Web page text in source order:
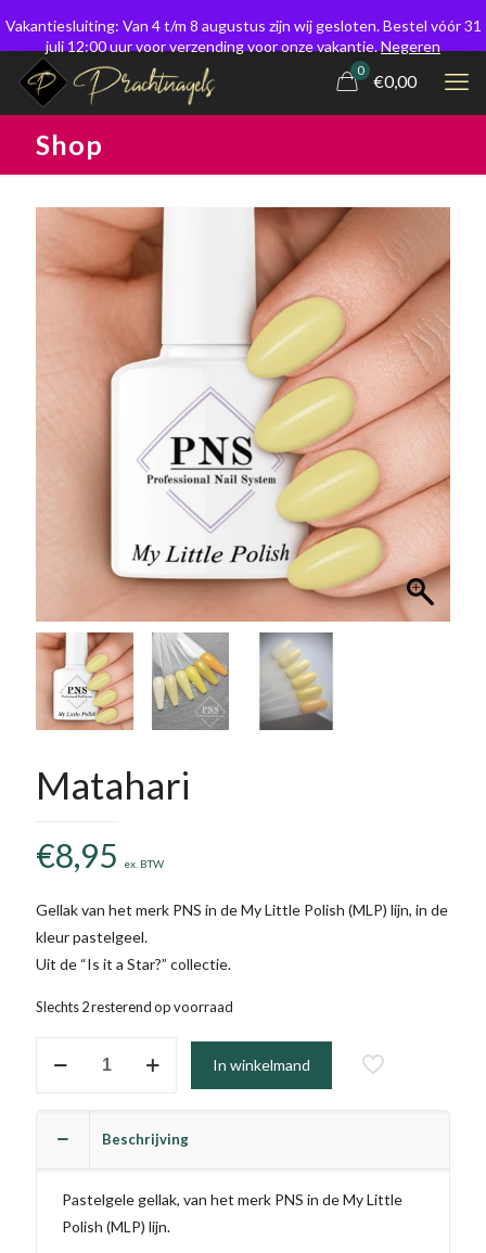
0
€0,00
Shop
Matahari
€8,95 ex. BTW
Gellak van het merk PNS in de My Little Polish (MLP) lijn, in de
kleur pastelgeel.
Uit de “Is it a Star?” collectie.
Slechts 2 resterend op voorraad
In winkelmand
Beschrijving
Pastelgele gellak, van het merk PNS in de My Little
Polish (MLP) lijn.
Vakantiesluiting: Van 4 t/m 8 augustus zijn wij gesloten. Bestel vóór 31
juli 12:00 uur voor verzending voor onze vakantie.Negeren